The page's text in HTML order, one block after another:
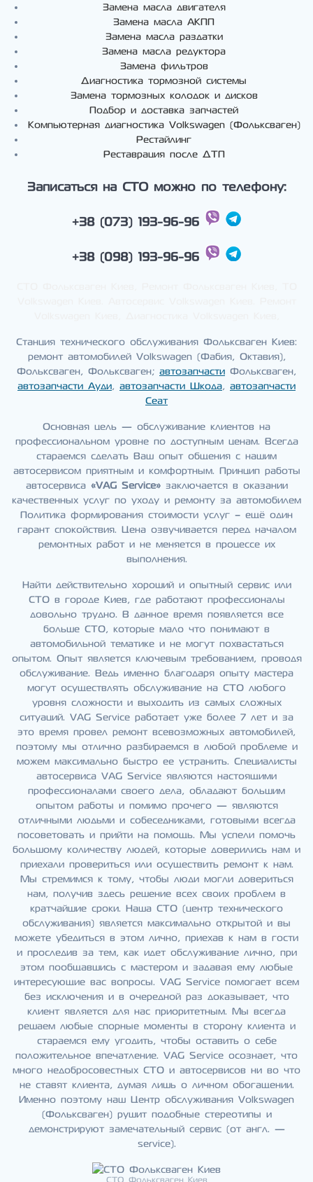
Замена масла двигателя
Замена масла АКПП
Замена масла раздатки
Замена масла редуктора
Замена фильтров
Диагностика тормозной системы
Замена тормозных колодок и дисков
Подбор и доставка запчастей
Компьютерная диагностика Volkswagen (Фольксваген)
Рестайлинг
Реставрация после ДТП
Записаться на СТО можно по телефону:
+38 (073) 193-96-96
+38 (098) 193-96-96
Станция технического обслуживания Фольксваген Киев:
ремонт автомобилей Volkswagen (Фабия, Октавия),
Фольксваген, Фольксваген; автозапчасти Фольксваген,
автозапчасти Ауди, автозапчасти Шкода, автозапчасти
Сеат
Основная цель — обслуживание клиентов на
профессиональном уровне по доступным ценам. Всегда
стараемся сделать Ваш опыт общения с нашим
автосервисом приятным и комфортным. Принцип работы
автосервиса «VAG Service»заключается в оказании
качественных услуг по уходу и ремонту за автомобилем
Политика формирования стоимости услуг – ещё один
гарант спокойствия. Цена озвучивается перед началом
ремонтных работ и не меняется в процессе их
выполнения.
Найти действительно хороший и опытный сервис или
СТО в городе Киев, где работают профессионалы
довольно трудно. В данное время появляется все
больше СТО, которые мало что понимают в
автомобильной тематике и не могут похвастаться
опытом. Опыт является ключевым требованием, проводя
обслуживание. Ведь именно благодаря опыту мастера
могут осуществлять обслуживание на СТО любого
уровня сложности и выходить из самых сложных
ситуаций. VAG Service работает уже более 7 лет и за
это время провел ремонт всевозможных автомобилей,
поэтому мы отлично разбираемся в любой проблеме и
можем максимально быстро ее устранить. Специалисты
автосервиса VAG Service являются настоящими
профессионалами своего дела, обладают большим
опытом работы и помимо прочего — являются
отличными людьми и собеседниками, готовыми всегда
посоветовать и прийти на помощь. Мы успели помочь
большому количеству людей, которые доверились нам и
приехали провериться или осуществить ремонт к нам.
Мы стремимся к тому, чтобы люди могли довериться
нам, получив здесь решение всех своих проблем в
кратчайшие сроки. Наша СТО (центр технического
обслуживания) является максимально открытой и вы
можете убедиться в этом лично, приехав к нам в гости
и проследив за тем, как идет обслуживание лично, при
этом пообщавшись с мастером и задавая ему любые
интересующие вас вопросы. VAG Service помогает всем
без исключения и в очередной раз доказывает, что
клиент является для нас приоритетным. Мы всегда
решаем любые спорные моменты в сторону клиента и
стараемся ему угодить, чтобы оставить о себе
положительное впечатление. VAG Service осознает, что
много недобросовестных СТО и автосервисов ни во что
не ставят клиента, думая лишь о личном обогащении.
Именно поэтому наш Центр обслуживания Volkswagen
(Фольксваген) рушит подобные стереотипы и
демонстрируют замечательный сервис (от англ. —
service).
СТО Фольксваген Киев